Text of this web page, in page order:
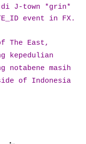
di J-town *grin*
event in FX.
The East,
kepedulian
notabene masih
of Indonesia